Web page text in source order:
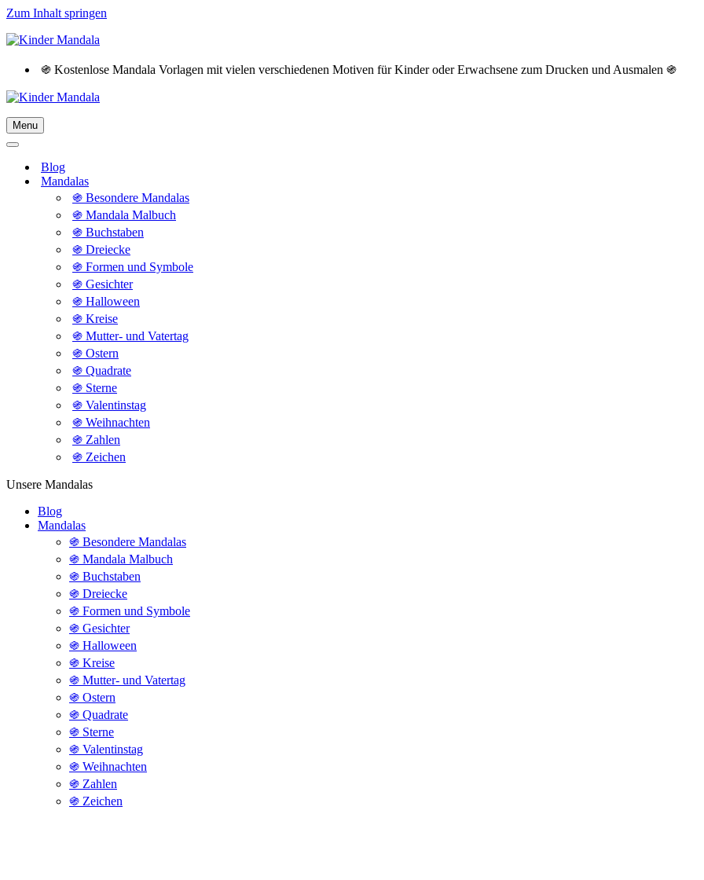
Zum Inhalt springen
֍ Kostenlose Mandala Vorlagen mit vielen verschiedenen Motiven für Kinder oder Erwachsene zum Drucken und Ausmalen ֍
Menu
Navigationsmenü
Navigationsmenü
Blog
Mandalas
֍ Besondere Mandalas
֍ Mandala Malbuch
֍ Buchstaben
֍ Dreiecke
֍ Formen und Symbole
֍ Gesichter
֍ Halloween
֍ Kreise
֍ Mutter- und Vatertag
֍ Ostern
֍ Quadrate
֍ Sterne
֍ Valentinstag
֍ Weihnachten
֍ Zahlen
֍ Zeichen
Unsere Mandalas
Blog
Mandalas
֍ Besondere Mandalas
֍ Mandala Malbuch
֍ Buchstaben
֍ Dreiecke
֍ Formen und Symbole
֍ Gesichter
֍ Halloween
֍ Kreise
֍ Mutter- und Vatertag
֍ Ostern
֍ Quadrate
֍ Sterne
֍ Valentinstag
֍ Weihnachten
֍ Zahlen
֍ Zeichen